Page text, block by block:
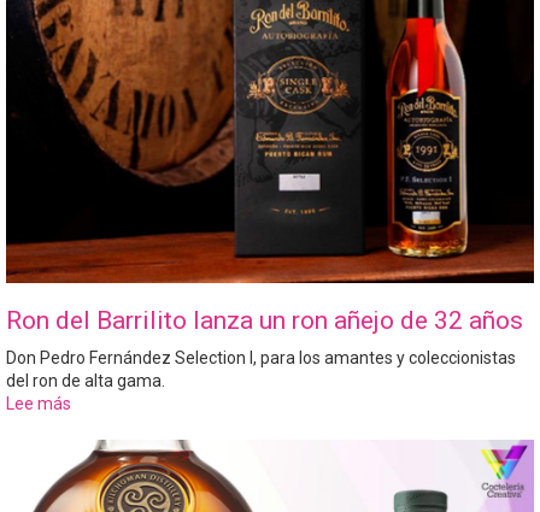
georgiana
Ron del Barrilito lanza un ron añejo de 32 años
Don Pedro Fernández Selection I, para los amantes y coleccionistas
del ron de alta gama.
Lee más
del
Barrilito
lanza